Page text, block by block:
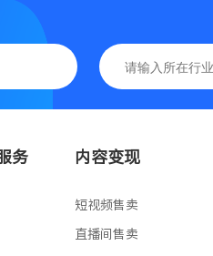
务 内容变现
短视频售卖
直播间售卖